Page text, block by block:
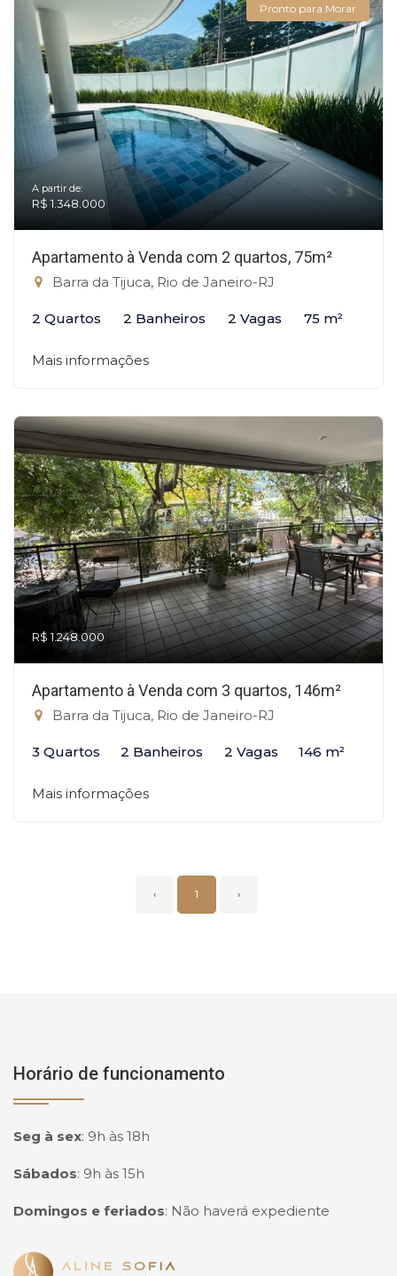
Pronto para Morar
A partir de:
R$ 1.348.000
Apartamento à Venda com 2 quartos, 75m²
Barra da Tijuca, Rio de Janeiro-RJ
2 Quartos 2 Banheiros 2 Vagas 75 m²
Mais informações
R$ 1.248.000
Apartamento à Venda com 3 quartos, 146m²
Barra da Tijuca, Rio de Janeiro-RJ
3 Quartos 2 Banheiros 2 Vagas 146 m²
Mais informações
‹ 1 ›
Horário de funcionamento
Seg à sex: 9h às 18h
Sábados: 9h às 15h
Domingos e feriados: Não haverá expediente
Página inicial